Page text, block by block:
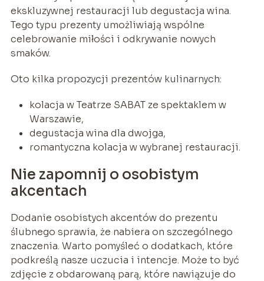
ekskluzywnej restauracji lub degustacja wina.
Tego typu prezenty umożliwiają wspólne
celebrowanie miłości i odkrywanie nowych
smaków.
Oto kilka propozycji prezentów kulinarnych:
kolacja w Teatrze SABAT ze spektaklem w
Warszawie,
degustacja wina dla dwojga,
romantyczna kolacja w wybranej restauracji.
Nie zapomnij o osobistym
akcentach
Dodanie osobistych akcentów do prezentu
ślubnego sprawia, że nabiera on szczególnego
znaczenia. Warto pomyśleć o dodatkach, które
podkreślą nasze uczucia i intencje. Może to być
zdjęcie z obdarowaną parą, które nawiązuje do